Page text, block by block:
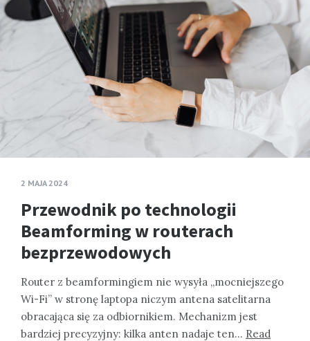
2 MAJA 2024
Przewodnik po technologii
Beamforming w routerach
bezprzewodowych
Router z beamformingiem nie wysyła „mocniejszego
Wi-Fi” w stronę laptopa niczym antena satelitarna
obracająca się za odbiornikiem. Mechanizm jest
bardziej precyzyjny: kilka anten nadaje ten… Read